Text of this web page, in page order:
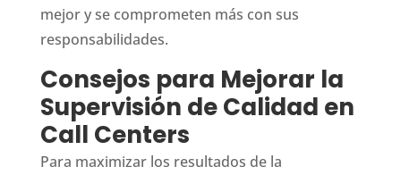
mejor y se comprometen más con sus
responsabilidades.
Consejos para Mejorar la
Supervisión de Calidad en
Call Centers
Para maximizar los resultados de la